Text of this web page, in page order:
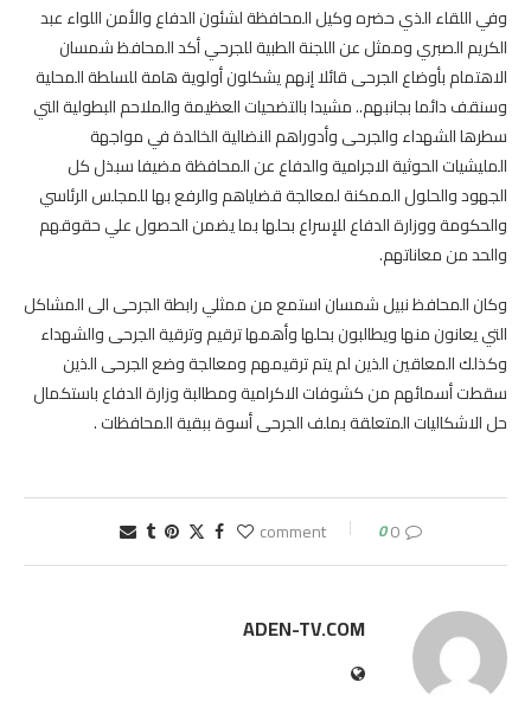
وفي اللقاء الذي حضره وكيل المحافظة لشئون الدفاع والأمن اللواء عبد
الكريم الصبري وممثل عن اللجنة الطبية للجرحي أكد المحافظ شمسان
الاهتمام بأوضاع الجرحى قائلا إنهم يشكلون أولوية هامة للسلطة المحلية
وسنقف دائما بجانبهم.. مشيدا بالتضحيات العظيمة والملاحم البطولية التي
سطرها الشهداء والجرحى وأدوراهم النضالية الخالدة في مواجهة
المليشيات الحوثية الاجرامية والدفاع عن المحافظة مضيفا سبذل كل
الجهود والحلول الممكنة لمعالجة قضاياهم والرفع بها للمجلس الرئاسي
والحكومة ووزارة الدفاع للإسراع بحلها بما يضمن الحصول علي حقوقهم
والحد من معاناتهم.
وكان المحافظ نبيل شمسان استمع من ممثلي رابطة الجرحى الى المشاكل
التي يعانون منها ويطالبون بحلها وأهمها ترقيم وترقية الجرحى والشهداء
وكذلك المعاقين الذين لم يتم ترقيمهم ومعالجة وضع الجرحى الذين
سقطت أسمائهم من كشوفات الاكرامية ومطالبة وزارة الدفاع باستكمال
حل الاشكاليات المتعلقة بملف الجرحى أسوة ببقية المحافظات .
0 comment
0
ADEN-TV.COM